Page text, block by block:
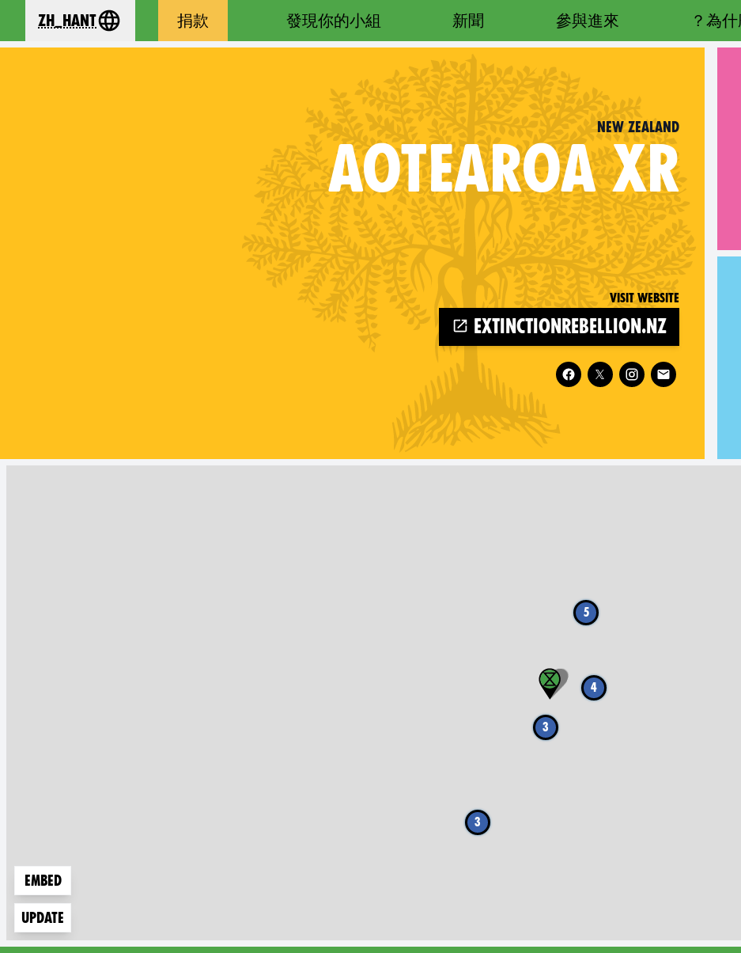
為什
參與進來
新聞
發現你的小組
捐款
your language
zh_Hant
New Zealand
XR
AOTEAROA
Visit website
extinctionrebellion.nz
Follow XR New Zealand on
3
3
4
5
Embed
Update